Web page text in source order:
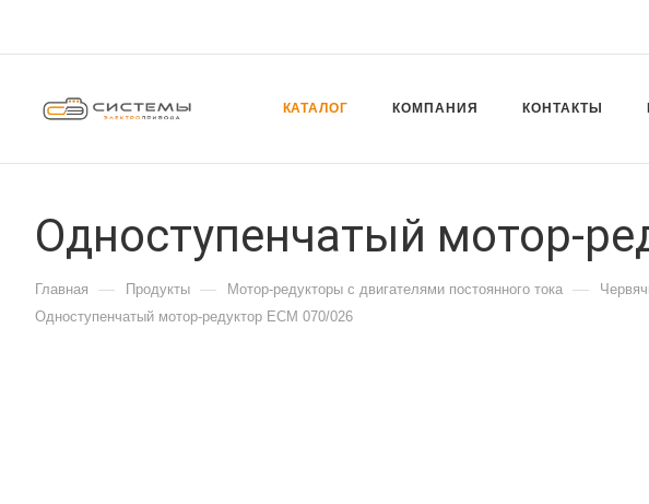
КАТАЛОГ КОМПАНИЯ КОНТАКТЫ
Одноступенчатый мотор-
Главная — Продукты — Мотор-редукторы с двигателями постоянного тока —
Одноступенчатый мотор-редуктор ECM 070/026